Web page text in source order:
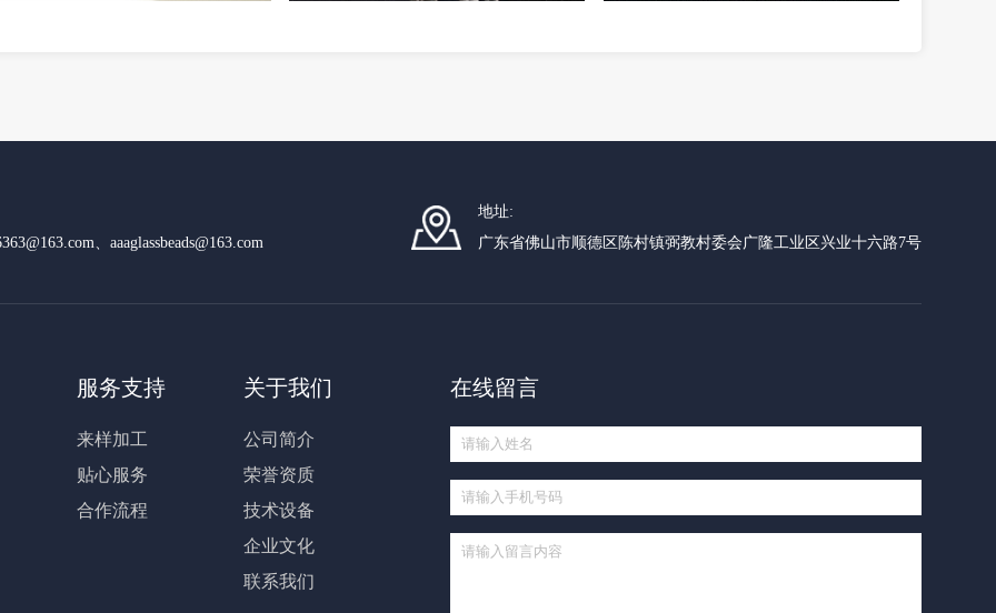
、aaaglassbeads@163.com
地址:
广东省佛山市顺德区陈村镇弼教村委会广隆工业区兴业十六路7号
服务支持
来样加工
贴心服务
合作流程
关于我们
公司简介
荣誉资质
技术设备
企业文化
联系我们
在线留言